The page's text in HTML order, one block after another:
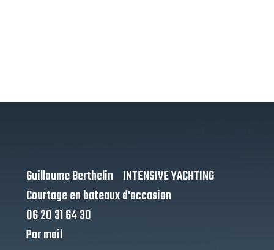
Guillaume Berthelin INTENSIVE YACHTING
Courtage en bateaux d'occasion
06 20 31 64 30
Par mail